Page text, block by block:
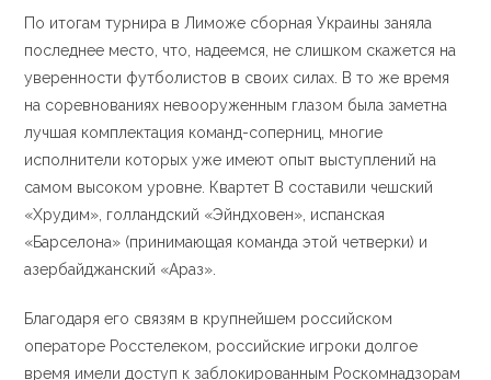
По итогам турнира в Лиможе сборная Украины заняла
последнее место, что, надеемся, не слишком скажется на
уверенности футболистов в своих силах. В то же время
на соревнованиях невооруженным глазом была заметна
лучшая комплектация команд-соперниц, многие
исполнители которых уже имеют опыт выступлений на
самом высоком уровне. Квартет В составили чешский
«Хрудим», голландский «Эйндховен», испанская
«Барселона» (принимающая команда этой четверки) и
азербайджанский «Араз».
Благодаря его связям в крупнейшем российском
операторе Росстелеком, российские игроки долгое
время имели доступ к заблокированным Роскомнадзорам